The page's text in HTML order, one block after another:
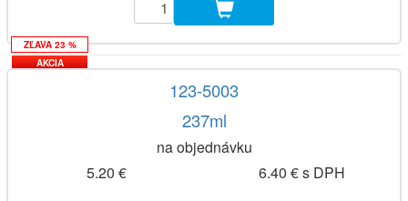
ZĽAVA 23 %
AKCIA
123-5003
237ml
na objednávku
5.20 €
6.40 € s DPH